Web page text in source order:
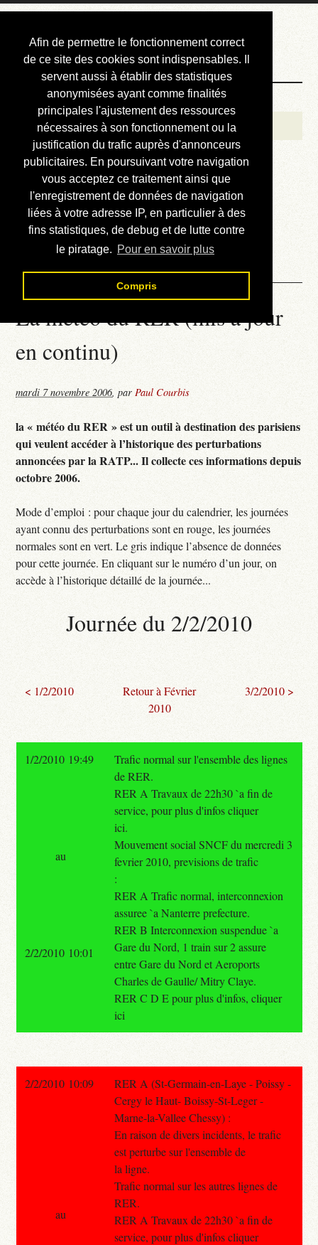
Afin de permettre le fonctionnement correct
de ce site des cookies sont indispensables. Il
servent aussi à établir des statistiques
anonymisées ayant comme finalités
principales l'ajustement des ressources
nécessaires à son fonctionnement ou la
justification du trafic auprès d'annonceurs
publicitaires. En poursuivant votre navigation
vous acceptez ce traitement ainsi que
l'enregistrement de données de navigation
liées à votre adresse IP, en particulier à des
fins statistiques, de debug et de lutte contre
le piratage. Pour en savoir plus
Compris
Courbis, « LE »
Blog Officiel
Bienvenue
Réalisations
Divers (et d’été)
Annonces
Liens externes
Téléchargement
Contact
La météo du RER (mis à jour
en continu)
mardi 7 novembre 2006,parPaul Courbis
la « météo du RER » est un outil à destination des parisiens
qui veulent accéder à l’historique des perturbations
annoncées par la RATP... Il collecte ces informations depuis
octobre 2006.
Mode d’emploi : pour chaque jour du calendrier, les journées
ayant connu des perturbations sont en rouge, les journées
normales sont en vert. Le gris indique l’absence de données
pour cette journée. En cliquant sur le numéro d’un jour, on
accède à l’historique détaillé de la journée...
Journée du 2/2/2010
< 1/2/2010
Retour à Février
2010
3/2/2010 >
1/2/2010 19:49
Trafic normal sur l'ensemble des lignes
de RER.
RER A Travaux de 22h30 `a fin de
service, pour plus d'infos cliquer
ici.
Mouvement social SNCF du mercredi 3
fevrier 2010, previsions de trafic
:
RER A Trafic normal, interconnexion
assuree `a Nanterre prefecture.
RER B Interconnexion suspendue `a
Gare du Nord, 1 train sur 2 assure
entre Gare du Nord et Aeroports
Charles de Gaulle/ Mitry Claye.
RER C D E pour plus d'infos, cliquer
ici
au
2/2/2010 10:01
2/2/2010 10:09
RER A (St-Germain-en-Laye - Poissy -
Cergy le Haut- Boissy-St-Leger -
Marne-la-Vallee Chessy) :
En raison de divers incidents, le trafic
est perturbe sur l'ensemble de
la ligne.
Trafic normal sur les autres lignes de
RER.
RER A Travaux de 22h30 `a fin de
service, pour plus d'infos cliquer
au